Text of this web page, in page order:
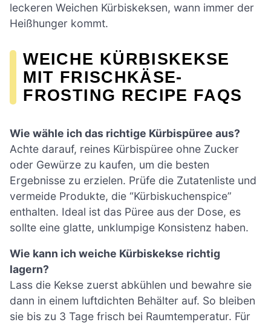
leckeren Weichen Kürbiskeksen, wann immer der
Heißhunger kommt.
WEICHE KÜRBISKEKSE
MIT FRISCHKÄSE-
FROSTING RECIPE FAQS
Wie wähle ich das richtige Kürbispüree aus?
Achte darauf, reines Kürbispüree ohne Zucker
oder Gewürze zu kaufen, um die besten
Ergebnisse zu erzielen. Prüfe die Zutatenliste und
vermeide Produkte, die “Kürbiskuchenspice”
enthalten. Ideal ist das Püree aus der Dose, es
sollte eine glatte, unklumpige Konsistenz haben.
Wie kann ich weiche Kürbiskekse richtig
lagern?
Lass die Kekse zuerst abkühlen und bewahre sie
dann in einem luftdichten Behälter auf. So bleiben
sie bis zu 3 Tage frisch bei Raumtemperatur. Für